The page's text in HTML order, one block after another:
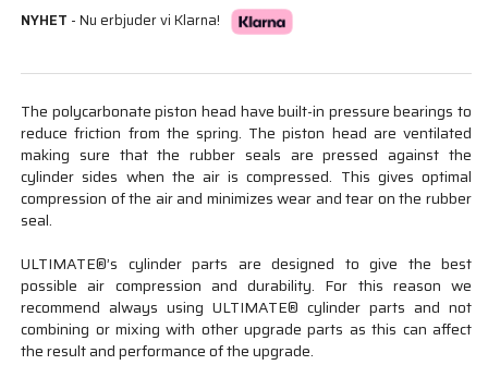
NYHET - Nu erbjuder vi Klarna!
The polycarbonate piston head have built-in pressure bearings to
reduce friction from the spring. The piston head are ventilated
making sure that the rubber seals are pressed against the
cylinder sides when the air is compressed. This gives optimal
compression of the air and minimizes wear and tear on the rubber
seal.
ULTIMATE®’s cylinder parts are designed to give the best
possible air compression and durability. For this reason we
recommend always using ULTIMATE® cylinder parts and not
combining or mixing with other upgrade parts as this can affect
the result and performance of the upgrade.